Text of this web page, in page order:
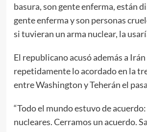
basura, son gente enferma, están
gente enferma y son personas
si tuvieran un arma nuclear, la
El republicano acusó además a
repetidamente lo acordado en la
entre Washington y Teherán el
“Todo el mundo estuvo de
nucleares. Cerramos un acuerdo.